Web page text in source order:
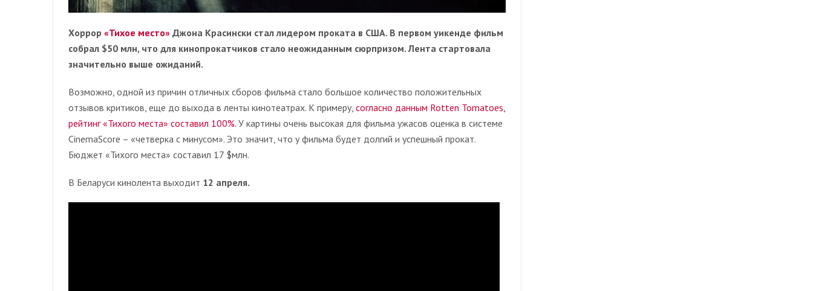
Хоррор «Тихое место» Джона Красински стал лидером проката в США. В первом уикенде фильм
собрал $50 млн, что для кинопрокатчиков стало неожиданным сюрпризом. Лента стартовала
значительно выше ожиданий.
Возможно, одной из причин отличных сборов фильма стало большое количество положительных
отзывов критиков, еще до выхода в ленты кинотеатрах. К примеру, согласно данным Rotten Tomatoes,
рейтинг «Тихого места» составил 100%. У картины очень высокая для фильма ужасов оценка в системе
CinemaScore – «четверка с минусом». Это значит, что у фильма будет долгий и успешный прокат.
Бюджет «Тихого места» составил 17 $млн.
В Беларуси кинолента выходит 12 апреля.